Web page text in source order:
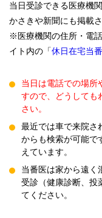
当日受診できる医療機
かさきや新聞にも掲載さ
※医療機関の住所・電
イト内の「休日在宅当
当日は電話での場所
すので、どうしても
さい。
最近では車で来院さ
からも検索が可能で
えています。
当番医は家から遠く
受診（健康診断、投
てください。